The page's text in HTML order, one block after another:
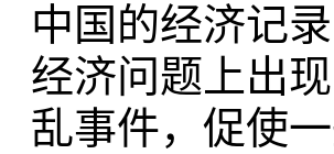
中国的经济记
经济问题上出
乱事件，促使